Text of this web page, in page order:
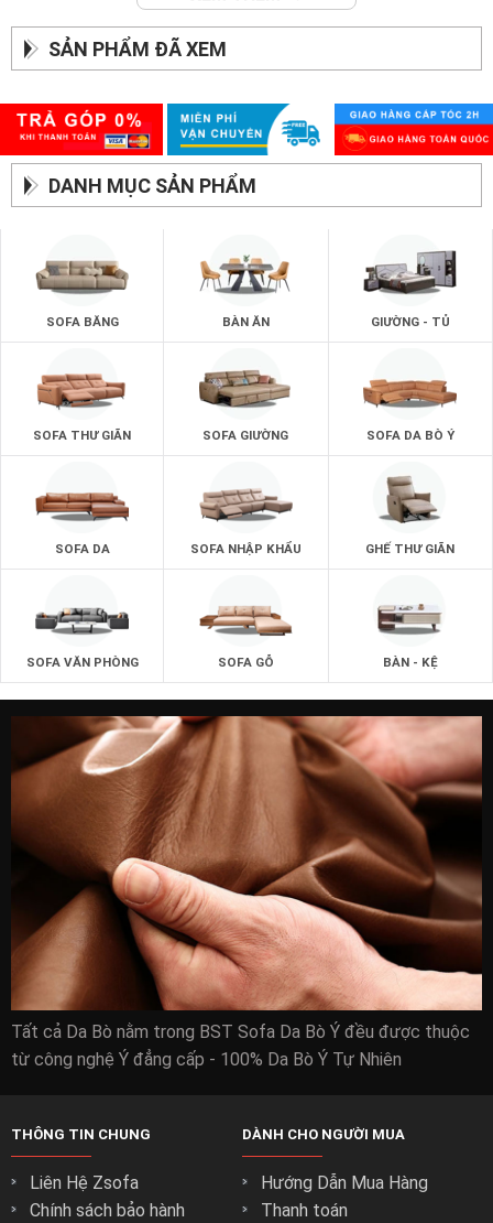
SẢN PHẨM ĐÃ XEM
DANH MỤC SẢN PHẨM
SOFA BĂNG BÀN ĂN GIƯỜNG - TỦ
SOFA THƯ GIÃN SOFA GIƯỜNG SOFA DA BÒ Ý
SOFA DA SOFA NHẬP KHẨU GHẾ THƯ GIÃN
SOFA VĂN PHÒNG SOFA GỖ BÀN - KỆ
Tất cả Da Bò nằm trong BST Sofa Da Bò Ý đều được thuộc
từ công nghệ Ý đẳng cấp - 100% Da Bò Ý Tự Nhiên
THÔNG TIN CHUNG
Liên Hệ Zsofa
Chính sách bảo hành
DÀNH CHO NGƯỜI MUA
Hướng Dẫn Mua Hàng
Thanh toán